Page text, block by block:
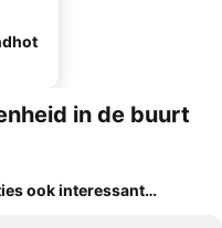
in de buurt
ook interessant…